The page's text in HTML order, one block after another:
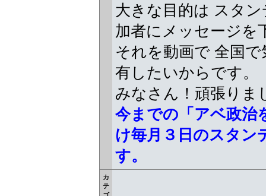
大きな目的は スタ
加者にメッセージを
それを動画で 全国
有したいからです。
みなさん！頑張りま
今までの「アベ政治
け毎月３日のスタン
す。
カ
テ